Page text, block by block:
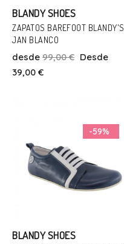
BLANDY SHOES
ZAPATOS BAREFOOT BLANDY'S
JAN BLANCO
desde 99,00 € Desde
39,00 €
-59%
BLANDY SHOES